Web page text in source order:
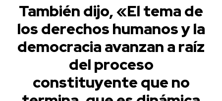
También dijo, «El tema de
los derechos humanos y la
democracia avanzan a raíz
del proceso
constituyente que no